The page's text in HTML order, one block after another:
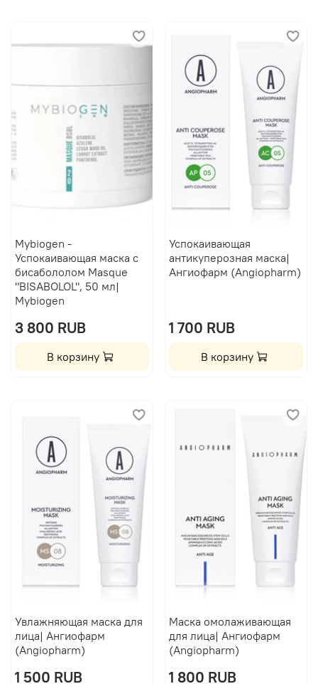
Mybiogen -
Успокаивающая маска с
бисабололом Masque
"BISABOLOL", 50 мл|
Mybiogen
3 800 RUB
В корзину
Успокаивающая
антикуперозная маска|
Ангиофарм (Angiopharm)
1 700 RUB
В корзину
Увлажняющая маска для
лица| Ангиофарм
(Angiopharm)
1 500 RUB
Маска омолаживающая
для лица| Ангиофарм
(Angiopharm)
1 800 RUB